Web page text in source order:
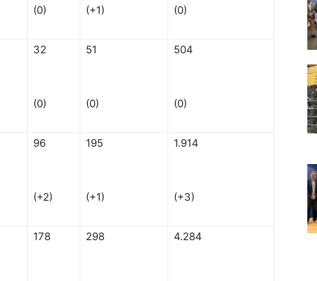
(0) (+1) (0)
32
(0)
51
(0)
504
(0)
96
(+2)
195
(+1)
1.914
(+3)
178 298 4.284